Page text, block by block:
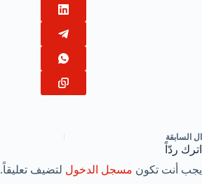
ال السابقة
اترك ردّاً
يجب أنت تكون مسجل الدخول لتضيف تعليقاً.